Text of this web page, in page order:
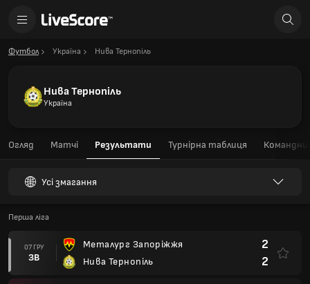
Футбол Україна Нива Тернопіль
Нива Тернопіль
Україна
Огляд Матчі Результати Турнірна таблиця
Усі змагання
Перша ліга
07 ГРУ
ЗВ
Металург Запоріжжя
Нива Тернопіль
2
2